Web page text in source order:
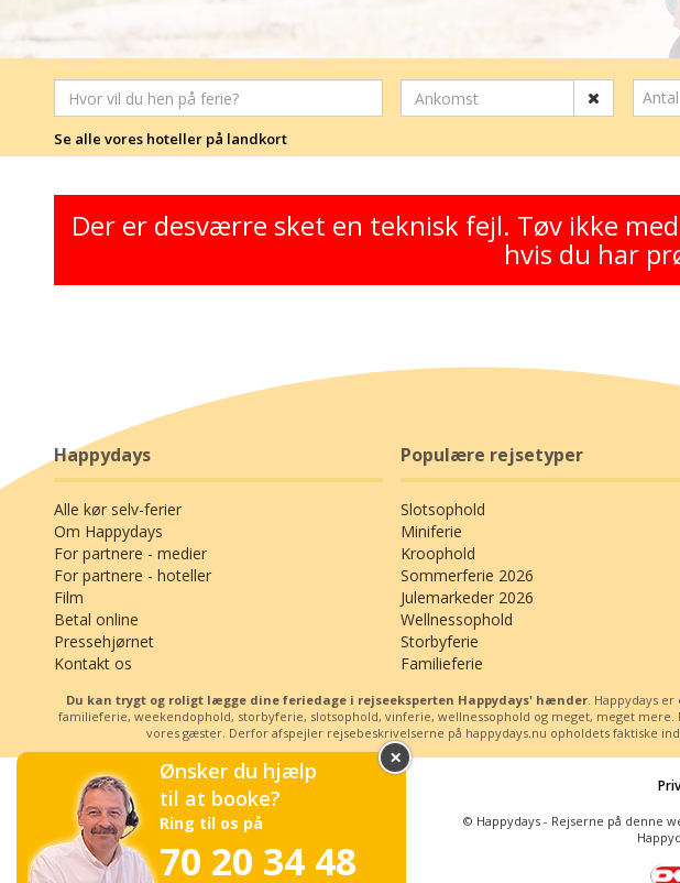
Se alle vores hoteller på landkort
Der er desværre sket en teknisk fejl. Tøv ikke
hvis du har
×
Ønsker du hjælp
til at booke?
Ring til os på
70 20 34 48
Happydays
Alle kør selv-ferier
Om Happydays
For partnere - medier
For partnere - hoteller
Film
Betal online
Pressehjørnet
Kontakt os
Populære rejsetyper
Slotsophold
Miniferie
Kroophold
Sommerferie 2026
Julemarkeder 2026
Wellnessophold
Storbyferie
Familieferie
Du kan trygt og roligt lægge dine feriedage i rejseeksperten Happydays' hænder. Happydays
familieferie, weekendophold, storbyferie, slotsophold, vinferie, wellnessophold og meget, meget
vores gæster. Derfor afspejler rejsebeskrivelserne på happydays.nu opholdets faktiske
© Happydays - Rejserne på denne